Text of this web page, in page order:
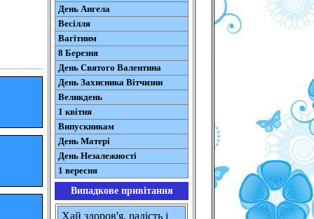
День Ангела
Весілля
Вагітним
8 Березня
День Святого Валентина
День Захисника Вітчизни
Великдень
1 квітня
Випускникам
День Матері
День Незалежності
1 вересня
Випадкове привітання
Хай здоров'я, радість і